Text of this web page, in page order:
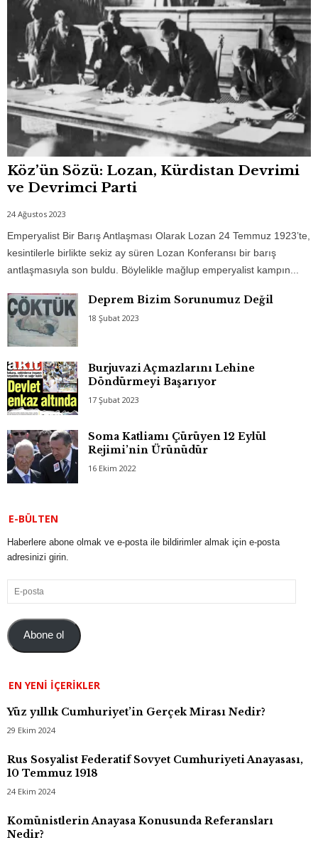
Köz’ün Sözü: Lozan, Kürdistan Devrimi
ve Devrimci Parti
24 Ağustos 2023
Emperyalist Bir Barış Antlaşması Olarak Lozan 24 Temmuz 1923’te,
kesintilerle birlikte sekiz ay süren Lozan Konferansı bir barış
antlaşmasıyla son buldu. Böylelikle mağlup emperyalist kampın...
Deprem Bizim Sorunumuz Değil
18 Şubat 2023
Burjuvazi Açmazlarını Lehine
Döndürmeyi Başarıyor
17 Şubat 2023
Soma Katliamı Çürüyen 12 Eylül
Rejimi’nin Ürünüdür
16 Ekim 2022
E-BÜLTEN
Haberlere abone olmak ve e-posta ile bildirimler almak için e-posta
adresinizi girin.
E-
posta
Abone ol
EN YENI İÇERIKLER
Yüz yıllık Cumhuriyet’in Gerçek Mirası Nedir?
29 Ekim 2024
Rus Sosyalist Federatif Sovyet Cumhuriyeti Anayasası,
10 Temmuz 1918
24 Ekim 2024
Komünistlerin Anayasa Konusunda Referansları
Nedir?